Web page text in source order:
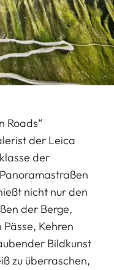
Roads“
der Leica
der
nicht nur den
der Berge,
Kehren
Bildkunst
zu überraschen,